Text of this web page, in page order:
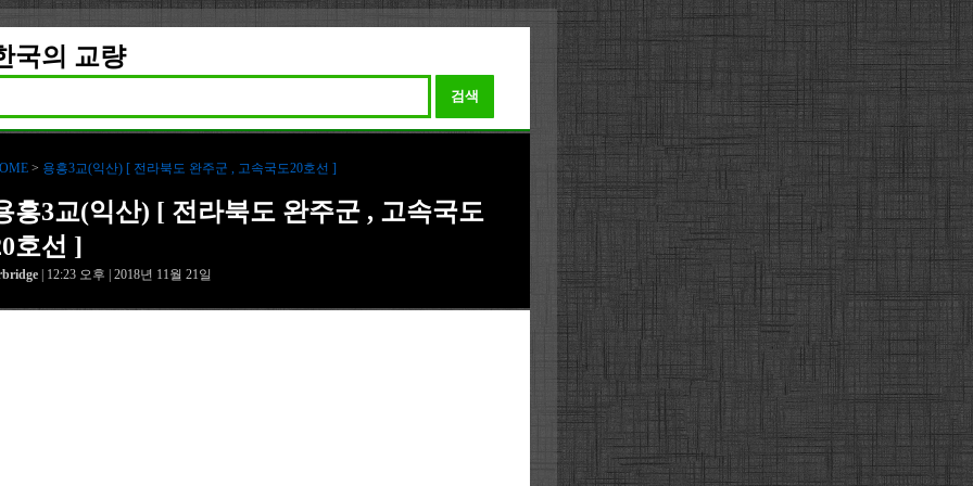
국의 교량
검색
> 용흥3교(익산) [ 전라북도 완주군 , 고속국도20호선 ]
흥3교(익산) [ 전라북도 완주군 , 고속국도
호선 ]
| 12:23 오후 | 2018년 11월 21일